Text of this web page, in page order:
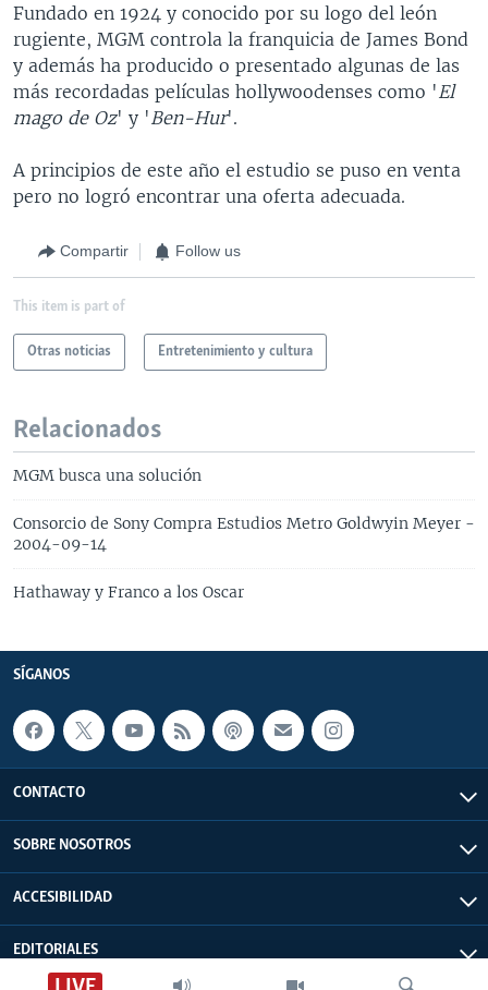
Fundado en 1924 y conocido por su logo del león
rugiente, MGM controla la franquicia de James Bond
y además ha producido o presentado algunas de las
más recordadas películas hollywoodenses como ' El
mago de Oz' y ' Ben-Hur'.
A principios de este año el estudio se puso en venta
pero no logró encontrar una oferta adecuada.
Compartir Follow us
This item is part of
Otras noticias Entretenimiento y cultura
Relacionados
MGM busca una solución
Consorcio de Sony Compra Estudios Metro Goldwyin Meyer -
2004-09-14
Hathaway y Franco a los Oscar
SÍGANOS
CONTACTO
SOBRE NOSOTROS
ACCESIBILIDAD
EDITORIALES